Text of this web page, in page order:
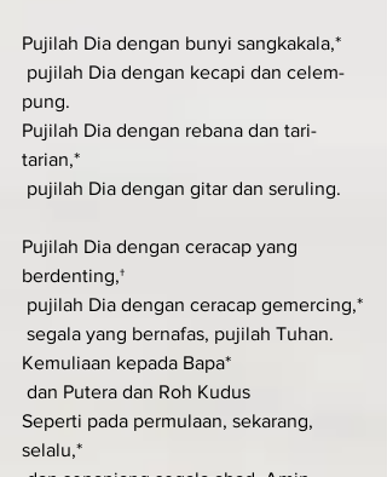
Pujilah Dia dengan bunyi sangkakala,*
pung.
Pujilah Dia dengan rebana dan tari-
tarian,*
pujilah Dia dengan gitar dan seruling.
Pujilah Dia dengan ceracap yang
berdenting,†
pujilah Dia dengan ceracap gemercing,*
segala yang bernafas, pujilah Tuhan.
Kemuliaan kepada Bapa*
dan Putera dan Roh Kudus
Seperti pada permulaan, sekarang,
selalu,*